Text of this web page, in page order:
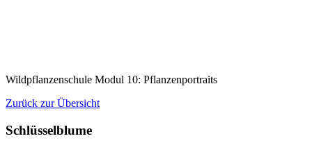
Wildpflanzenschule Modul 10: Pflanzenportraits
Zurück zur Übersicht
Schlüsselblume